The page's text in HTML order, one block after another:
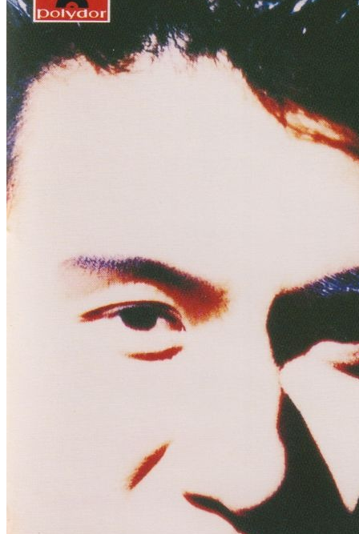
10117
2025-2-26 15:31:10 显示全部楼层
2012 0